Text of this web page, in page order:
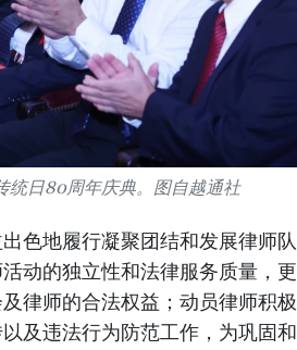
统日80周年庆典。图自越通社
色地履行凝聚团结和发展律师队
动的独立性和法律服务质量，更
律师的合法权益；动员律师积极
及违法行为防范工作，为巩固和